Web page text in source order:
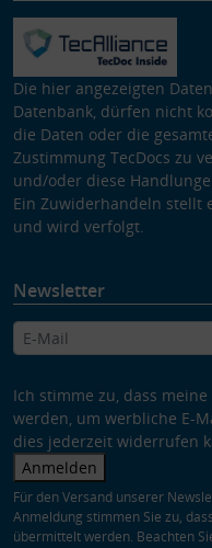
Die hier angezeigten
Datenbank, dürfen nicht
die Daten oder die
Zustimmung TecDocs zu
und/oder diese
Ein Zuwiderhandeln stellt
und wird verfolgt.
Newsletter
Ich stimme zu, dass
werden, um werbliche E-
dies jederzeit widerrufen
Anmelden
Für den Versand unserer
Anmeldung stimmen Sie zu,
übermittelt werden. Beachten